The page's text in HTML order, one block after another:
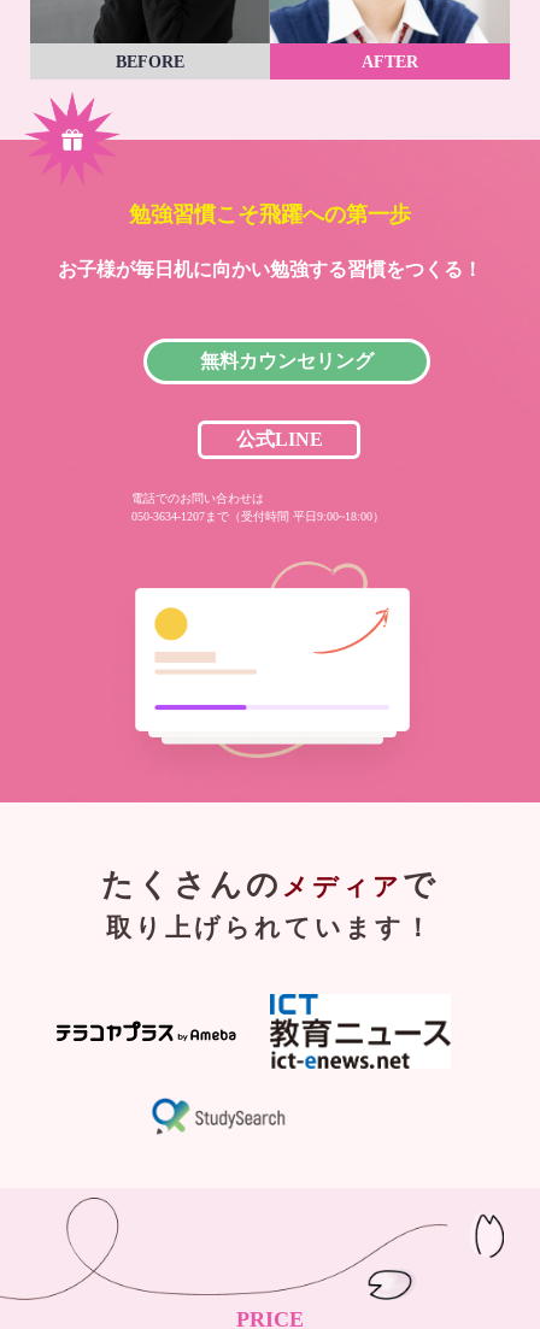
BEFORE AFTER
勉強習慣こそ飛躍への第一歩
お子様が毎日机に向かい勉強する習慣をつくる！
無料カウンセリング
公式LINE
電話でのお問い合わせは
050-3634-1207まで（受付時間 平日9:00~18:00）
たくさんの メディア で
取り上げられています！
PRICE